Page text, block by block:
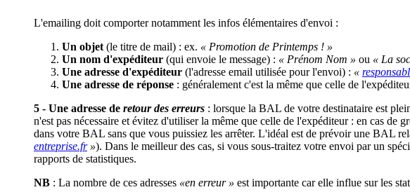
L'emailing doit comporter notamment les infos élémentaires d'envoi :
Un objet (le titre de mail) : ex. « Promotion de Printemps ! »
Un nom d'expéditeur (qui envoie le message) : « Prénom Nom » ou « La
Une adresse d'expéditeur (l'adresse email utilisée pour l'envoi) : «
Une adresse de réponse : généralement c'est la même que celle de
5 - Une adresse de retour des erreurs : lorsque la BAL de votre destinataire est
n'est pas nécessaire et évitez d'utiliser la même que celle de l'expéditeur : en cas
dans votre BAL sans que vous puissiez les arrêter. L'idéal est de prévoir une BAL
»). Dans le meilleur des cas, si vous sous-traitez votre envoi par un
rapports de statistiques.
NB : La nombre de ces adresses «en erreur » est importante car elle influe sur les